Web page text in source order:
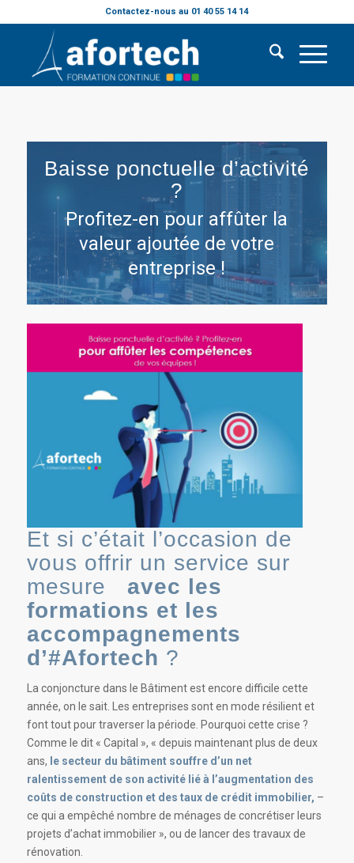
Contactez-nous au 01 40 55 14 14
Baisse ponctuelle d’activité
?
Profitez-en pour affûter la
valeur ajoutée de votre
entreprise !
Et si c’était l’occasion de
vous offrir un service sur
mesure avec les
formations et les
accompagnements
d’#Afortech ?
La conjoncture dans le Bâtiment est encore difficile cette
année, on le sait. Les entreprises sont en mode résilient et
font tout pour traverser la période. Pourquoi cette crise ?
Comme le dit « Capital », « depuis maintenant plus de deux
ans, le secteur du bâtiment souffre d’un net
ralentissement de son activité lié à l’augmentation des
coûts de construction et des taux de crédit immobilier, –
ce qui a empêché nombre de ménages de concrétiser leurs
projets d’achat immobilier », ou de lancer des travaux de
rénovation.